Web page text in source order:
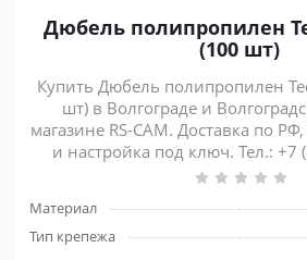
Дюбель полипропилен
(100 шт)
Купить Дюбель полипропилен
шт) в Волгограде и
магазине RS-CAM. Доставка по
и настройка под ключ. Тел.: +7
Материал
Тип крепежа